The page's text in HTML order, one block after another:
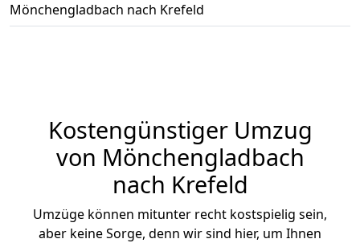
Mönchengladbach nach Krefeld
Kostengünstiger Umzug
von Mönchengladbach
nach Krefeld
Umzüge können mitunter recht kostspielig sein,
aber keine Sorge, denn wir sind hier, um Ihnen